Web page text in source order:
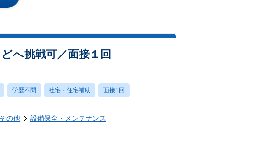
へ挑戦可／面接１回
学歴不問 社宅・住宅補助 面接1回
の他 設備保全・メンテナンス